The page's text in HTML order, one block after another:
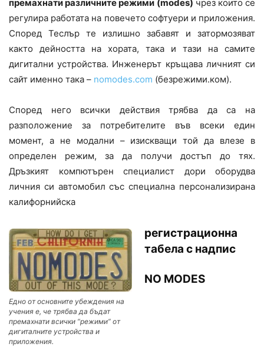
премахнати различните режими (modes) чрез които се
регулира работата на повечето софтуери и приложения.
Според Теслър те излишно забавят и затормозяват
както дейността на хората, така и тази на самите
дигитални устройства. Инженерът кръщава личният си
сайт именно така – nomodes.com (безрежими.ком).
Според него всички действия трябва да са на
разположение за потребителите във всеки един
момент, а не модални – изискващи той да влезе в
определен режим, за да получи достъп до тях.
Дръзкият компютърен специалист дори оборудва
личния си автомобил със специална персонализирана
калифорнийска
Едно от основните убеждения на
учения е, че трябва да бъдат
премахнати всички “режими” от
дигиталните устройства и
приложения.
регистрационна
табела с надпис
NO MODES